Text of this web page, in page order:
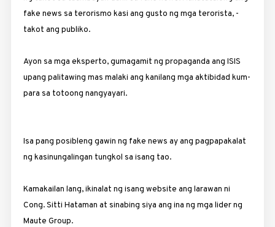
fake news sa terorismo kasi ang gusto ng mga terorista, ­
takot ang publiko.
Ayon sa mga eksperto, gumagamit ng propaganda ang ISIS
upang palitawing mas malaki ang kanilang mga aktibidad kum­
para sa totoong nangyayari.
Isa pang posibleng gawin ng fake news ay ang pagpapakalat
ng kasinungalingan tungkol sa isang tao.
Kamakailan lang, ikinalat ng isang website ang larawan ni
Cong. Sitti Hataman at sinabing siya ang ina ng mga lider ng
Maute Group.